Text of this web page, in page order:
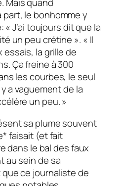
Mais quand
part, le bonhomme y
« J’ai toujours dit que la
un peu crétine ». « Il
essais, la grille de
Ça freine à 300
les courbes, le seul
a vaguement de la
un peu. »
sa plume souvent
faisait (et fait
dans le bal des faux
au sein de sa
que ce journaliste de